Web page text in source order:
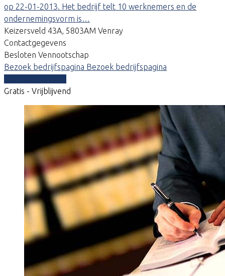
op 22-01-2013. Het bedrijf telt 10 werknemers en de
ondernemingsvorm is…
Keizersveld 43A, 5803AM Venray
Contactgegevens
Besloten Vennootschap
Bezoek bedrijfspagina Bezoek bedrijfspagina
Gratis - Vrijblijvend